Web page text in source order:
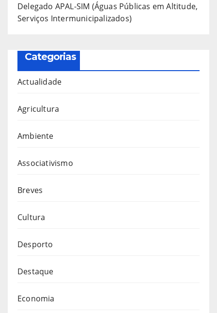
Delegado APAL-SIM (Águas Públicas em Altitude,
Serviços Intermunicipalizados)
Categorias
Actualidade
Agricultura
Ambiente
Associativismo
Breves
Cultura
Desporto
Destaque
Economia